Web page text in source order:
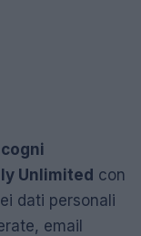
Unlimited con
dati personali
email